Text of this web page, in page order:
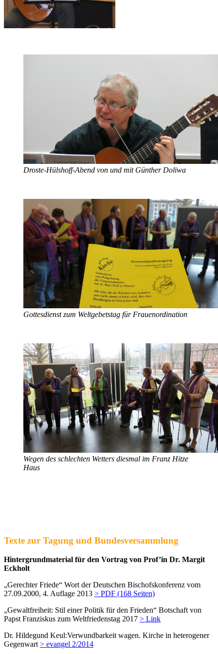
Droste-Hülshoff-Abend von und mit Günther Doliwa
Gottesdienst zum Weltgebetstag für Frauenordination
Wegen des schlechten Wetters diesmal im Franz Hitze
Haus
Texte zur Tagung und Bundesversammlung
Hintergrundmaterial für den Vortrag von Prof’in Dr. Margit
Eckholt
„Gerechter Friede“ Wort der Deutschen Bischofskonferenz vom
27.09.2000, 4. Auflage 2013 > PDF (168 Seiten)
„Gewaltfreiheit: Stil einer Politik für den Frieden“ Botschaft von
Papst Franziskus zum Weltfriedenstag 2017 > Link
Dr. Hildegund Keul:Verwundbarkeit wagen. Kirche in heterogener
Gegenwart > evangel 2/2014